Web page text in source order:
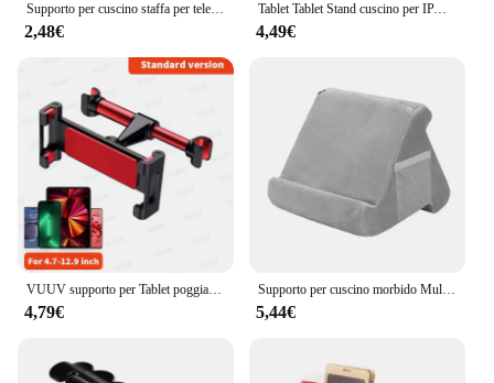
Supporto per cuscino staffa per telefono supporto per lettura Tablet leggero cuscino per poggiatesta in schiuma per IPad lettura del telefono staffa per guardare la TV
2,48€
Tablet Tablet Stand cuscino per IPAD peluche microfibra Mini Tablet Stand divano lettura Stand staffa per Tablet autoportante
4,49€
VUUV supporto per Tablet poggiatesta per auto per telefono/Tablet da 4.7-12.9 pollici staffa per Tablet telescopica rotante per supporto per bambini per auto
4,79€
Supporto per cuscino morbido Multi-angolo supporto pigro per iPad Smartphone Tablet eReader libri riviste supporto per staffa nuovo
5,44€